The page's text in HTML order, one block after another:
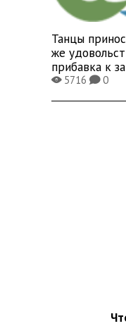
Танцы
же
прибавка к
X5716K0